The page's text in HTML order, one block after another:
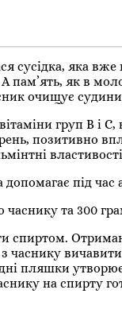
сусідка, яка вже
А пам’ять, як в
очищує
груп В і
позитивно
допомагає під
та 300
спиртом.
з часнику
пляшки
на спирту